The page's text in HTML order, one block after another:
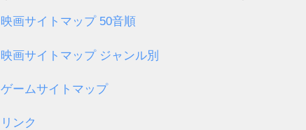
映画サイトマップ 50音順
映画サイトマップ ジャンル別
ゲームサイトマップ
リンク